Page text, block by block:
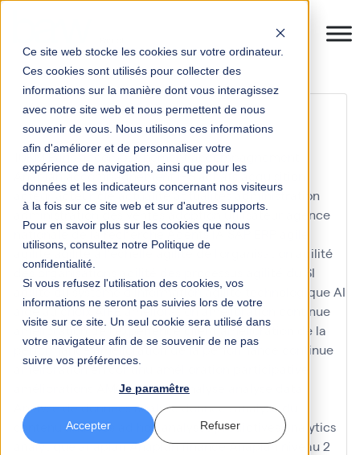
Ce site web stocke les cookies sur votre ordinateur.
Ces cookies sont utilisés pour collecter des
informations sur la manière dont vous interagissez
avec notre site web et nous permettent de nous
souvenir de vous. Nous utilisons ces informations
afin d'améliorer et de personnaliser votre
expérience de navigation, ainsi que pour les
données et les indicateurs concernant nos visiteurs
à la fois sur ce site web et sur d'autres supports.
Pour en savoir plus sur les cookies que nous
utilisons, consultez notre Politique de
confidentialité.
Si vous refusez l'utilisation des cookies, vos
informations ne seront pas suivies lors de votre
visite sur ce site. Un seul cookie sera utilisé dans
votre navigateur afin de se souvenir de ne pas
suivre vos préférences.
Je paramêtre
Accepter Refuser
retour client baw
10KM Paris accompagnementaccompagnement
Anaplan accompagnement IFSachatsacquisition
acteuracteur clé actualité actualitésadministration
administration des ventesadoption utilisateur
agence
nationale de la rechercheAgents IA SAP ERP
agilité agilité à l'échelle agilité de l'organisation
agilité
des organisations
agilité du SI
agilité du système d'information agilité technologiqueAI
aide au choix AIFE amélioration amélioration continue
amélioration de l'expérience client amélioration de la
performanceamélioration de la performance continue
amélioration en continu
AMOA Infinoéanalyse
Analyse de donnéesanalyse donnéesanalyse du
contenu
analyses ad hoc analyses predictives
analytics
analytiqueanaplanAnaplan financeAnaplan niveau 2